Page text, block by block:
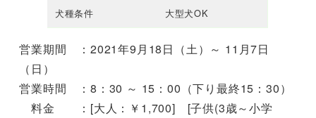
犬種条件 大型犬OK
営業期間 ：2021年9月18日（土）～ 11月7日
（日）
営業時間 ：8：30 ～ 15：00（下り最終15：30）
料金 ：[大人：￥1,700] [子供(3歳～小学